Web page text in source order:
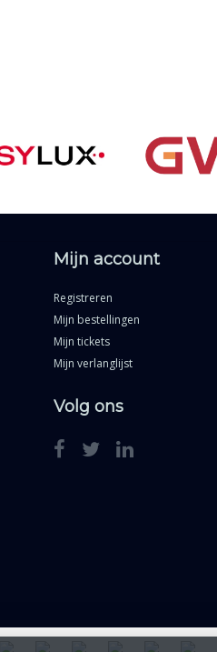
Mijn account
Registreren
Mijn bestellingen
Mijn tickets
Mijn verlanglijst
Volg ons